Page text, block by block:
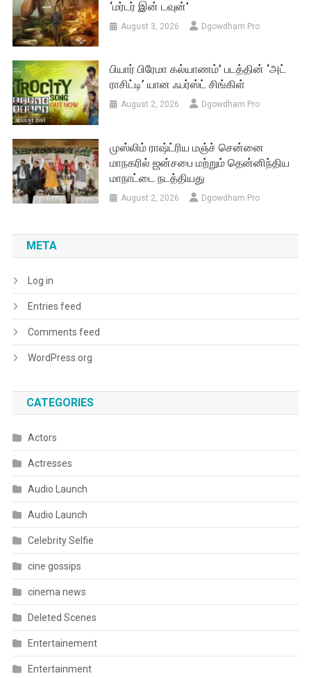
‘மர்டர் இன் டவுன்’
August 3, 2026 Dgowdham Pro
பியார் பிரேமா கல்யாணம்’ படத்தின் ‘அட்
ராசிட்டி’ யான ஃபர்ஸ்ட் சிங்கிள்
August 2, 2026 Dgowdham Pro
முஸ்லிம் ராஷ்ட்ரிய மஞ்ச் சென்னை
மாநகரில் ஜன்சபை மற்றும் தென்னிந்திய
மாநாட்டை நடத்தியது
August 2, 2026 Dgowdham Pro
META
Log in
Entries feed
Comments feed
WordPress.org
CATEGORIES
Actors
Actresses
Audio Launch
Audio Launch
Celebrity Selfie
cine gossips
cinema news
Deleted Scenes
Entertainement
Entertainment